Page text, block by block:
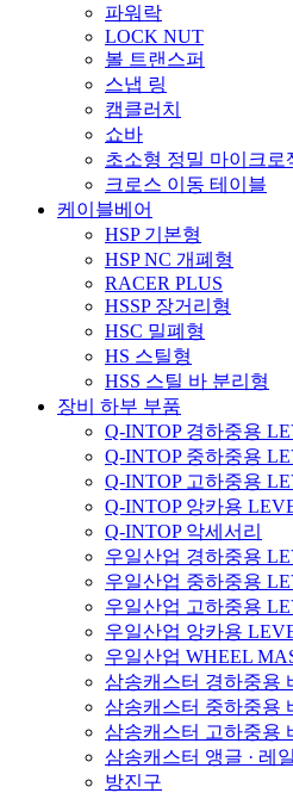
파워락
LOCK NUT
볼 트랜스퍼
스냅 링
캠클러치
쇼바
초소형 정밀 마이크로
크로스 이동 테이블
케이블베어
HSP 기본형
HSP NC 개폐형
RACER PLUS
HSSP 장거리형
HSC 밀폐형
HS 스틸형
HSS 스틸 바 분리형
장비 하부 부품
Q-INTOP 경하중용
Q-INTOP 중하중용
Q-INTOP 고하중용
Q-INTOP 앙카용
Q-INTOP 악세서리
우일산업 경하중용
우일산업 중하중용
우일산업 고하중용
우일산업 앙카용
우일산업 WHEEL
삼송캐스터 경하중용
삼송캐스터 중하중용
삼송캐스터 고하중용
삼송캐스터 앵글 · 레
방진구